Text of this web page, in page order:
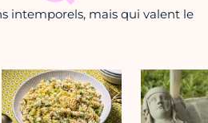
intemporels, mais qui valent le